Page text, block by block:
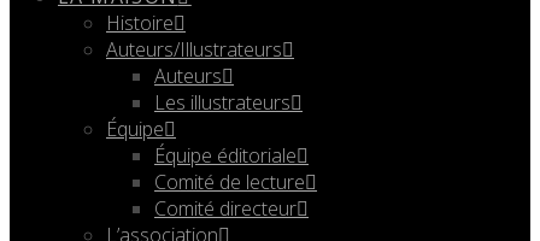
Histoire
Auteurs/Illustrateurs
Auteurs
Les illustrateurs
Équipe
Équipe éditoriale
Comité de lecture
Comité directeur
L’association